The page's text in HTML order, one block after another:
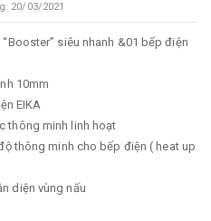
20/03/2021
siêu nhanh &01 bếp điện
10mm
EIKA
thông minh linh hoạt
thông minh cho bếp điện ( heat up
diện vùng nấu